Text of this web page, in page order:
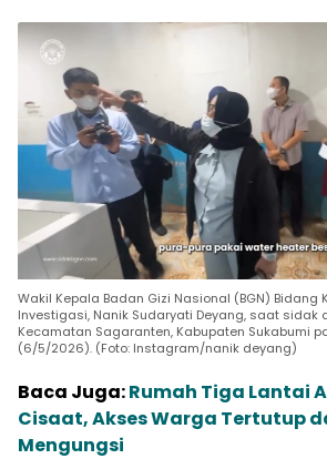
Wakil Kepala Badan Gizi Nasional (BGN) Bidang
Investigasi, Nanik Sudaryati Deyang, saat sidak
Kecamatan Sagaranten, Kabupaten Sukabumi
(6/5/2026). (Foto: Instagram/nanik deyang)
Baca Juga:Rumah Tiga Lantai
Cisaat, Akses Warga Tertutup
Mengungsi